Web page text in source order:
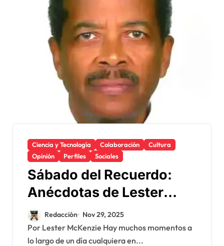
Ciencia y Tecnología Colaboración
Cultura
Opinión
Perfiles Sociales
Sábado del Recuerdo:
Anécdotas de Lester
McKenzie – Uso Prudente
del Celular
Redacción Nov 29, 2025
Por Lester McKenzie Hay muchos momentos a
lo largo de un día cualquiera en...